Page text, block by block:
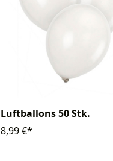
Luftballons 50 Stk.
8,99 €*